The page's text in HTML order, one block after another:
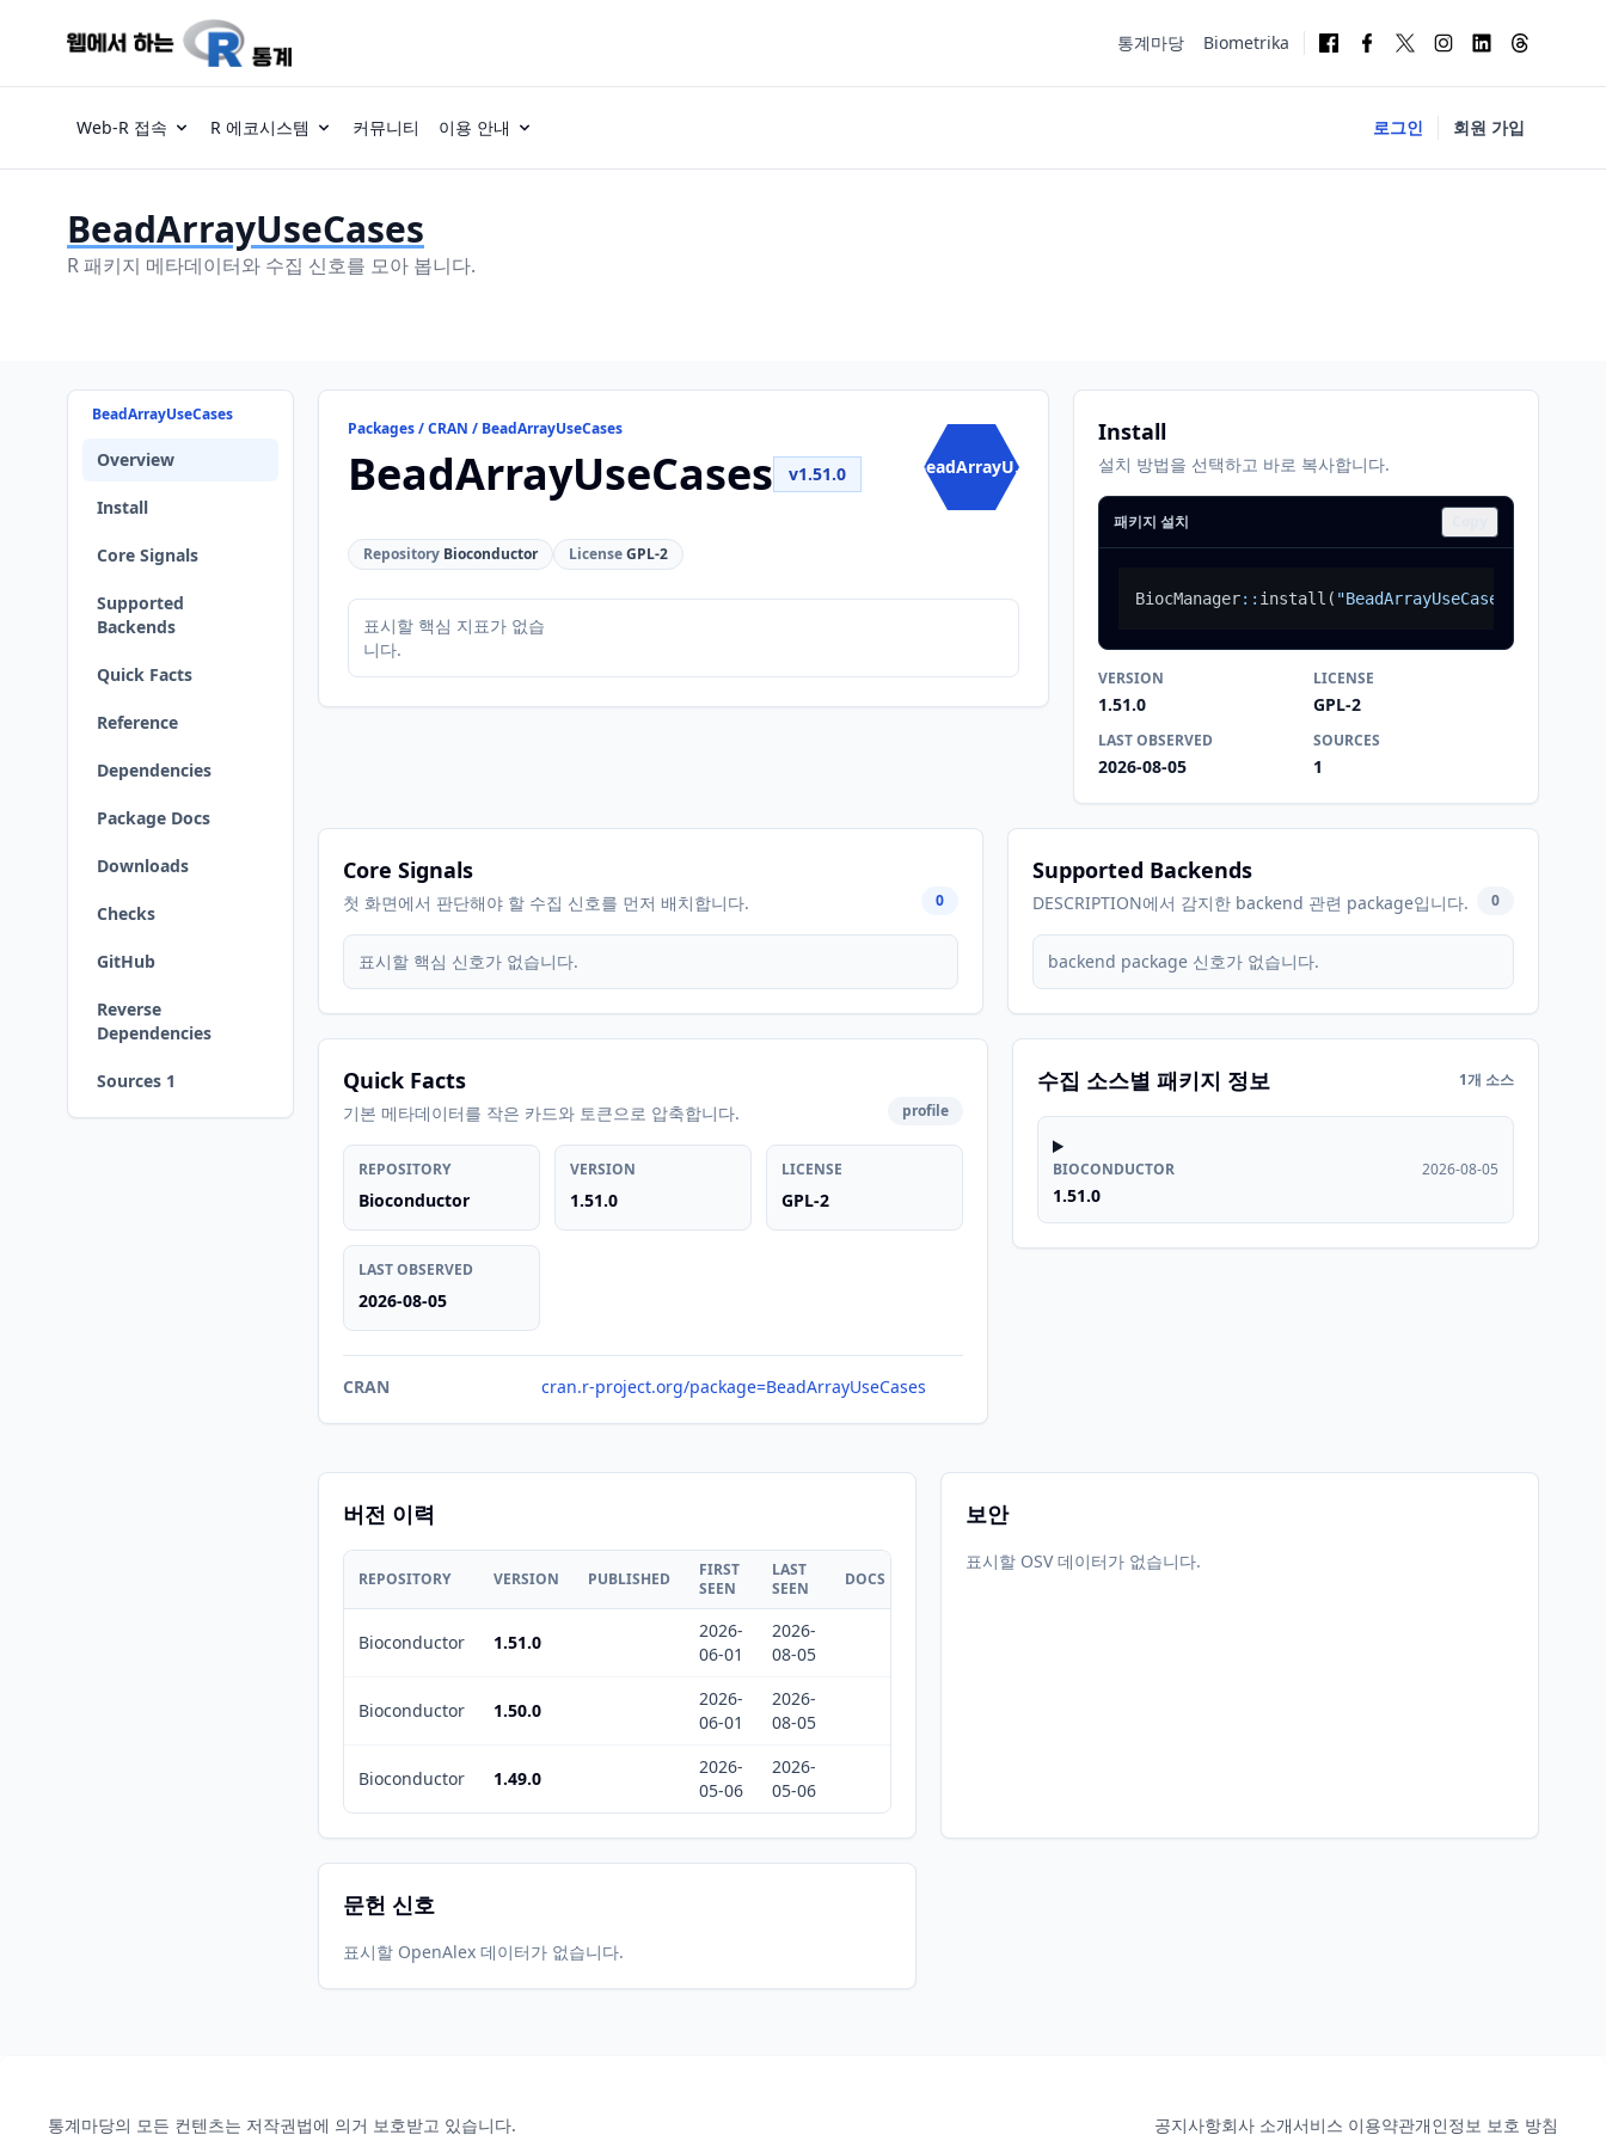
통계마당 Biometrika
Web-R 접속 R 에코시스템 커뮤니티 이용 안내 로그인 회원 가입
BeadArrayUseCases
R 패키지 메타데이터와 수집 신호를 모아 봅니다.
BeadArrayUseCases
Overview
Install
Core Signals
Supported
Backends
Quick Facts
Reference
Dependencies
Package Docs
Downloads
Checks
GitHub
Reverse
Dependencies
Sources 1
Packages / CRAN / BeadArrayUseCases
BeadArrayUseCases v1.51.0 BeadArrayU...
Repository Bioconductor LicenseGPL-2
표시할 핵심 지표가 없습
니다.
Install
설치 방법을 선택하고 바로 복사합니다.
패키지 설치
BiocManager:: install ( "BeadArrayUseCases"
VERSION
1.51.0
LICENSE
GPL-2
LAST OBSERVED
2026-08-05
SOURCES
1
Core Signals
첫 화면에서 판단해야 할 수집 신호를 먼저 배치합니다. 0
표시할 핵심 신호가 없습니다.
Supported Backends
DESCRIPTION에서 감지한 backend 관련 package입니다. 0
backend package 신호가 없습니다.
Quick Facts
기본 메타데이터를 작은 카드와 토큰으로 압축합니다. profile
REPOSITORY
Bioconductor
VERSION
1.51.0
LICENSE
GPL-2
LAST OBSERVED
2026-08-05
CRAN cran.r-project.org/package=BeadArrayUseCases
수집 소스별 패키지 정보 1개 소스
BIOCONDUCTOR
1.51.0
2026-08-05
버전 이력
REPOSITORY VERSION PUBLISHED
FIRST
SEEN
LAST
SEEN
DOCS
Bioconductor 1.51.0
2026-
06-01
2026-
08-05
Bioconductor 1.50.0
2026-
06-01
2026-
08-05
Bioconductor 1.49.0
2026-
05-06
2026-
05-06
보안
표시할 OSV 데이터가 없습니다.
문헌 신호
표시할 OpenAlex 데이터가 없습니다.
통계마당의 모든 컨텐츠는 저작권법에 의거 보호받고 있습니다. 공지사항회사 소개서비스 이용약관개인정보 보호 방침